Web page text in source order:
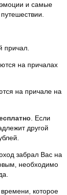
и самые
причал.
на причалах
на причале на
. Если
другой
забрал Вас на
необходимо
которое